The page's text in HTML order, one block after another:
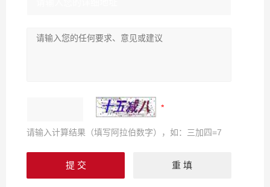
请输入计算结果（填写阿拉伯数字），如：三加四=7